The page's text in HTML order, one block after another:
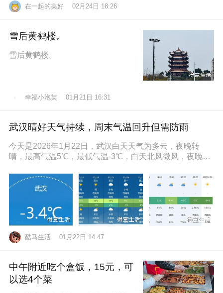
在一起的美好 02月24日 18:26
雪后黄鹤楼。
雪后黄鹤楼。
幸福小泡芙 01月21日 16:31
武汉晴好天气持续，周末气温回升但需防雨
今天是2026年1月22日，武汉白天天气为多云，夜晚转
晴，最高气温5℃，最低气温-3℃，白天北风微风，夜晚东
酷马生活 01月22日 14:47
中午附近吃个盒饭，15元，可
以选4个菜